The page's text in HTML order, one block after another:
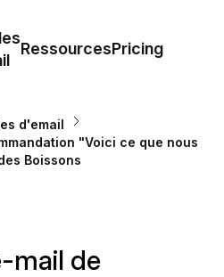
RessourcesPricing
d'email
"Voici ce que nous
Boissons
mail de